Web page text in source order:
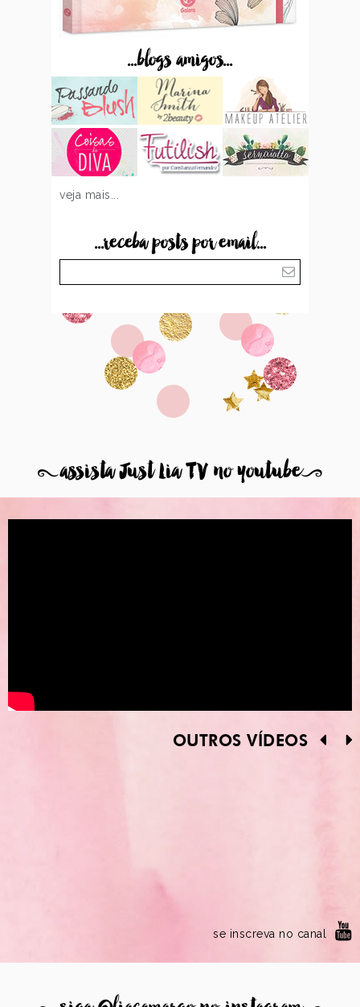
...blogs amigos...
veja mais...
...receba posts por email...
8assista Just Lia TV no youtube9
OUTROS VÍDEOS
se inscreva no canal